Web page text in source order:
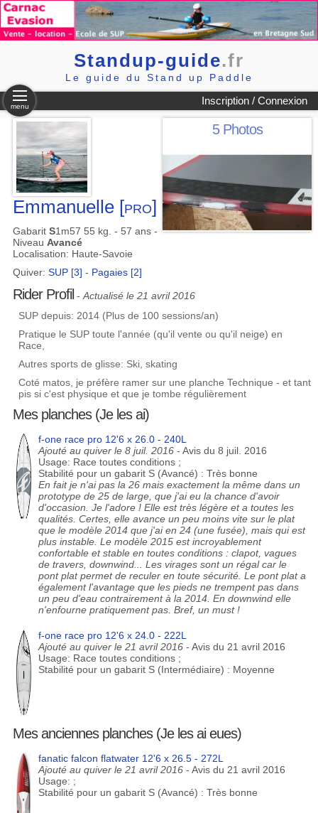
Standup-guide.fr
Le guide du Stand up Paddle
Inscription / Connexion
menu
5 Photos
Emmanuelle [pro]
Gabarit S1m57 55 kg. - 57 ans -
Niveau Avancé
Localisation: Haute-Savoie
Quiver: SUP [3] - Pagaies [2]
Rider Profil - Actualisé le 21 avril 2016
SUP depuis: 2014 (Plus de 100 sessions/an)
Pratique le SUP toute l'année (qu'il vente ou qu'il neige) en
Race,
Autres sports de glisse: Ski, skating
Coté matos, je préfère ramer sur une planche Technique - et tant
pis si c'est physique et que je tombe régulièrement
Mes planches (Je les ai)
f-one race pro 12'6 x 26.0 - 240L
Ajouté au quiver le 8 juil. 2016 - Avis du 8 juil. 2016
Usage: Race toutes conditions ;
Stabilité pour un gabarit S (Avancé) : Très bonne
En fait je n'ai pas la 26 mais exactement la même dans un
prototype de 25 de large, que j'ai eu la chance d'avoir
d'occasion. Je l'adore ! Elle est très légère et a toutes les
qualités. Certes, elle avance un peu moins vite sur le plat
que le modèle 2014 que j'ai en 24 (une fusée), mais qui est
plus instable. Le modèle 2015 est incroyablement
confortable et stable en toutes conditions : clapot, vagues
de travers, downwind... Les virages sont un régal car le
pont plat permet de reculer en toute sécurité. Le pont plat a
également l'avantage que les pieds ne trempent pas dans
un peu d'eau contrairement à la 2014. En downwind elle
n'enfourne pratiquement pas. Bref, un must !
f-one race pro 12'6 x 24.0 - 222L
Ajouté au quiver le 21 avril 2016 - Avis du 21 avril 2016
Usage: Race toutes conditions ;
Stabilité pour un gabarit S (Intermédiaire) : Moyenne
Mes anciennes planches (Je les ai eues)
fanatic falcon flatwater 12'6 x 26.5 - 272L
Ajouté au quiver le 21 avril 2016 - Avis du 21 avril 2016
Usage: ;
Stabilité pour un gabarit S (Avancé) : Très bonne